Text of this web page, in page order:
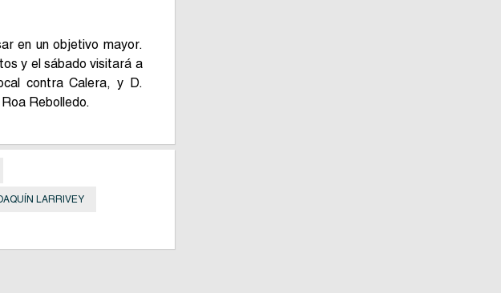
en un objetivo mayor.
y el sábado visitará a
contra Calera, y D.
Rebolledo.
LARRIVEY